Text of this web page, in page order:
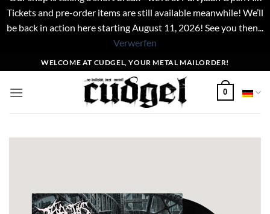
Tickets and pre-order items are still available meanwhile! We’ll
be back in action here starting August 11, 2026! See you then...
Verwerfen
Inhalt
springen
WELCOME AT CUDGEL, YOUR METAL MAILORDER!
0